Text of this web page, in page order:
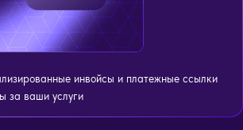
инвойсы и платежные ссылки
за ваши услуги